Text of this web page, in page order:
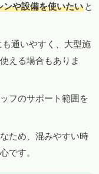
ンや設備を使いたい と
通いやすく、大型施
える場合もありま
フのサポート範囲を
ため、混みやすい時
です。